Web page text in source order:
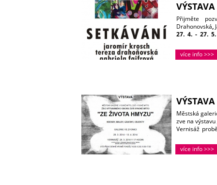
Přijměte
Drahonovská,
27. 4. - 27.
hodin.
Hošková, Iva
více info >>>
Městská
zve na výstavu
Vernisáž
Vystaveny
Vysoké Mýto.
více info >>>